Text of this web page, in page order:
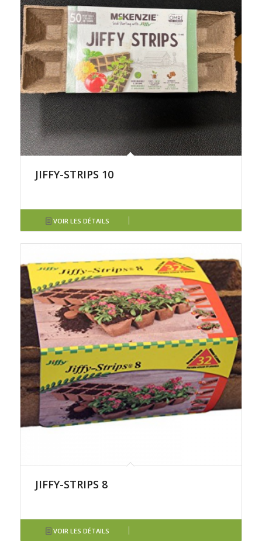
JIFFY-STRIPS 10
VOIR LES DÉTAILS
JIFFY-STRIPS 8
VOIR LES DÉTAILS